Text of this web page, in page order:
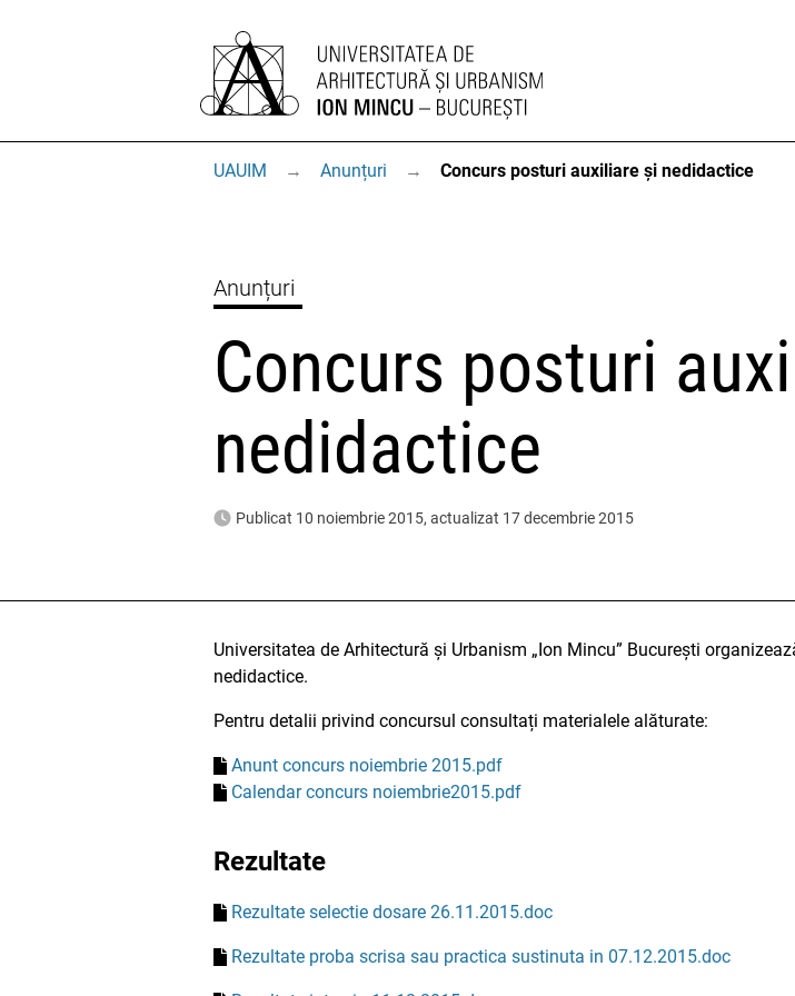
UAUIM → Anunțuri → Concurs posturi auxiliare și nedidactice
Anunțuri
Concurs posturi
nedidactice
Publicat 10 noiembrie 2015, actualizat 17 decembrie 2015
Universitatea de Arhitectură și Urbanism „Ion Mincu” București
nedidactice.
Pentru detalii privind concursul consultați materialele alăturate:
Anunt concurs noiembrie 2015.pdf
Calendar concurs noiembrie2015.pdf
Rezultate
Rezultate selectie dosare 26.11.2015.doc
Rezultate proba scrisa sau practica sustinuta in 07.12.2015.doc